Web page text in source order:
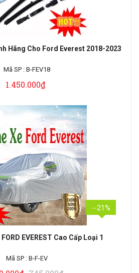
Hãng Cho Ford Everest 2018-2023
Mã SP : B-FEV18
1.450.000₫
--21%
EVEREST Cao Cấp Loại 1
Mã SP : B-F-EV